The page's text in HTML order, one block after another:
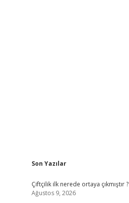
Sidebar
Son Yazılar
Çiftçilik ilk nerede ortaya çıkmıştır ?
Ağustos 9, 2026